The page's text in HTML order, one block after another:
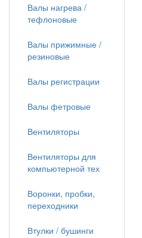
Валы нагрева /
тефлоновые
Валы прижимные /
резиновые
Валы регистрации
Валы фетровые
Вентиляторы
Вентиляторы для
компьютерной тех
Воронки, пробки,
переходники
Втулки / бушинги